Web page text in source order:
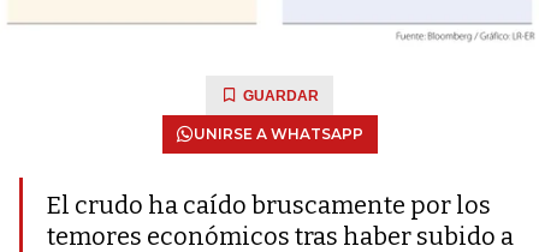
GUARDAR
UNIRSE A WHATSAPP
El crudo ha caído bruscamente por los
temores económicos tras haber subido a